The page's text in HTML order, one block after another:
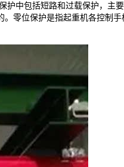
护中包括短路和过载保护，主
零位保护是指起重机各控制